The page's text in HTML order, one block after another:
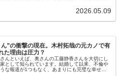
2026.05.09
ん”の衝撃の現在。木村拓哉の元カノで有
た理由は圧力？
んといえば、奥さんの工藤静香さんを大切にし
として知られています。結婚して以来、不倫や
な報道が1つもなく、あまりにも完璧な幸せぶ